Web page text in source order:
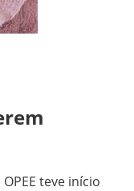
teve início